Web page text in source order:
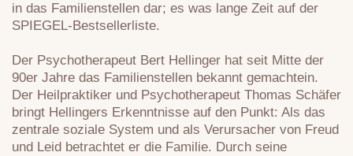
in das Familienstellen dar; es was lange Zeit auf der
SPIEGEL-Bestsellerliste.
Der Psychotherapeut Bert Hellinger hat seit Mitte der
90er Jahre das Familienstellen bekannt gemachtein.
Der Heilpraktiker und Psychotherapeut Thomas Schäfer
bringt Hellingers Erkenntnisse auf den Punkt: Als das
zentrale soziale System und als Verursacher von Freud
und Leid betrachtet er die Familie. Durch seine